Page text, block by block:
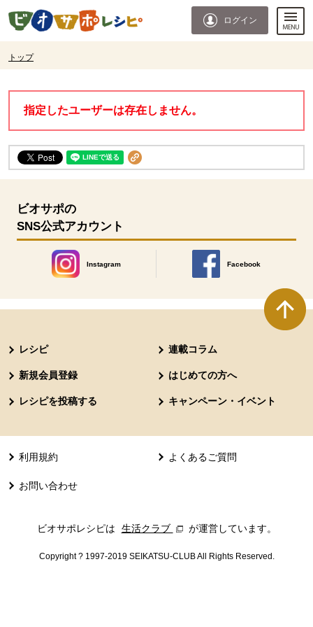
ページの先頭です。
ログイン
トップ
現在位置ここまで
指定したユーザーは存在しません。
ビオサポの
SNS公式アカウント
Instagram
別のウィンドウで開きます。
Facebook
別のウィンドウで開きます
レシピ 連載コラム
新規会員登録 はじめての方へ
レシピを投稿する キャンペーン・イベント
利用規約 よくあるご質問
お問い合わせ
ビオサポレシピは 生活クラブ 別のウィンドウで開きます。
が運営しています。
Copyright ? 1997-2019 SEIKATSU-CLUB All Rights Reserved.